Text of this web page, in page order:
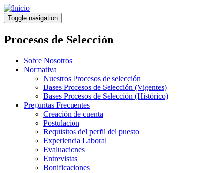
Pasar
al
contenido
principal
Toggle navigation
Procesos de Selección
Sobre Nosotros
Normativa
Nuestros Procesos de selección
Bases Procesos de Selección (Vigentes)
Bases Procesos de Selección (Histórico)
Preguntas Frecuentes
Creación de cuenta
Postulación
Requisitos del perfil del puesto
Experiencia Laboral
Evaluaciones
Entrevistas
Bonificaciones